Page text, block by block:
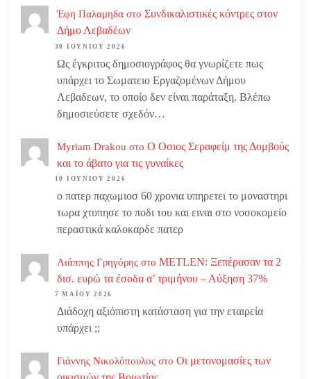
Έφη Παλαμηδα στο Συνδικαλιστικές κόντρες στον
Δήμο Λεβαδέων
30 ΙΟΥΝΊΟΥ 2026
Ως έγκριτος δημοσιογράφος θα γνωρίζετε πως
υπάρχει το Σωματειο Εργαζομένων Δήμου
Λεβαδεων, το οποίο δεν είναι παράταξη. Βλέπω
δημοσιεύσετε σχεδόν…
Myriam Drakou στο Ο Οσιος Σεραφείμ της Δομβούς
και το άβατο για τις γυναίκες
10 ΙΟΥΝΊΟΥ 2026
ο πατερ παχωμιοσ 60 χρονια υπηρετει το μοναστηρι
τωρα χτυπησε το ποδι του και ειναι στο νοσοκομείο
περαστικά καλοκαρδε πατερ
Λιάππης Γρηγόρης στο METLEN: Ξεπέρασαν τα 2
δισ. ευρώ τα έσοδα α’ τριμήνου – Αύξηση 37%
7 ΜΑΪ́ΟΥ 2026
Διάδοχη αξιόπιστη κατάσταση για την εταιρεία
υπάρχει ;;
Γιάννης Νικολόπουλος στο Οι μετονομασίες των